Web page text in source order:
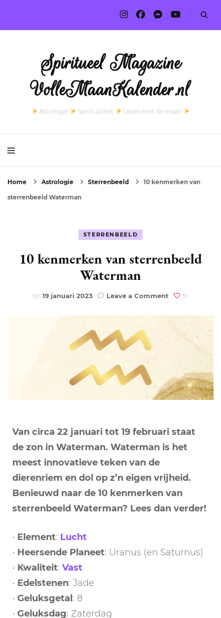
Spiritueel Magazine
VolleMaanKalender.nl
Astrologie Spiritualiteit Leven met de maan
Home Astrologie Sterrenbeeld 10 kenmerken van
sterrenbeeld Waterman
STERRENBEELD
10 kenmerken van sterrenbeeld
Waterman
on 19 januari 2023 Leave a Comment on
kenmerken
sterrenbeeld
Waterman
51
Van circa 22 januari tot 19 februari staat
de zon in Waterman. Waterman is het
meest innovatieve teken van de
dierenriem en dol op z’n eigen vrijheid.
Benieuwd naar de 10 kenmerken van
sterrenbeeld Waterman? Lees dan verder!
• Element: Lucht
• Heersende Planeet: Uranus (en Saturnus)
• Kwaliteit: Vast
• Edelstenen: Jade
• Geluksgetal : 8
• Geluksdag: Zaterdag